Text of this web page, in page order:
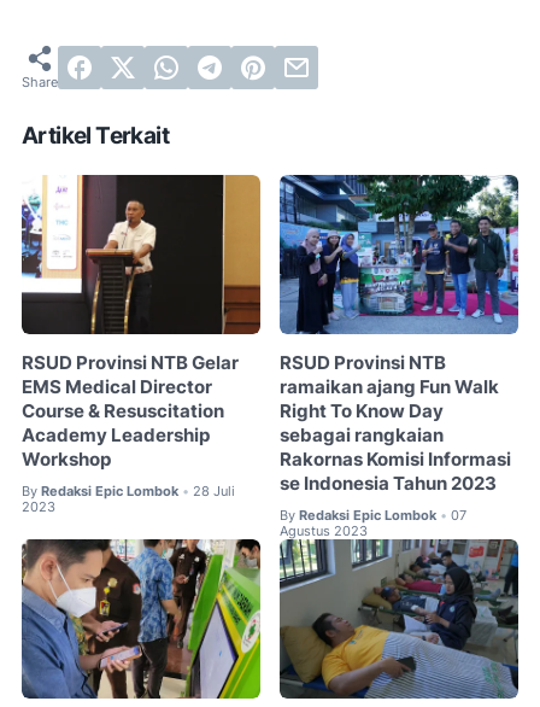
Artikel Terkait
RSUD Provinsi NTB Gelar
EMS Medical Director
Course & Resuscitation
Academy Leadership
Workshop
By Redaksi Epic Lombok • 28 Juli
2023
RSUD Provinsi NTB
ramaikan ajang Fun Walk
Right To Know Day
sebagai rangkaian
Rakornas Komisi Informasi
se Indonesia Tahun 2023
By Redaksi Epic Lombok • 07
Agustus 2023